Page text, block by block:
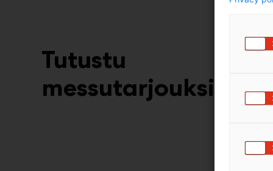
Tutustu
messutarjouksiin